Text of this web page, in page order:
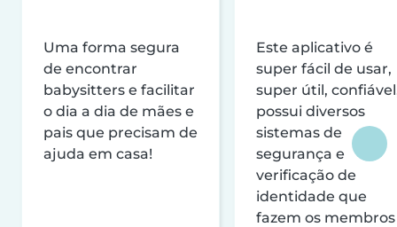
Uma forma segura
de encontrar
babysitters e facilitar
o dia a dia de mães e
pais que precisam de
ajuda em casa!
Este aplicativo é
super fácil de usar,
super útil,
possui diversos
sistemas de
segurança e
verificação de
identidade que
fazem os membros